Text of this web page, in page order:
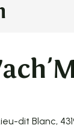
dit Blanc,